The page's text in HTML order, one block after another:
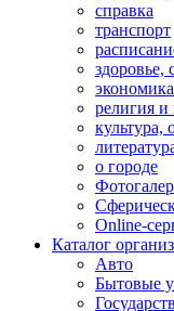
справка
транспорт
здоровье,
экономика
религия и
о городе
Online-
Каталог
Авто
Бытовые